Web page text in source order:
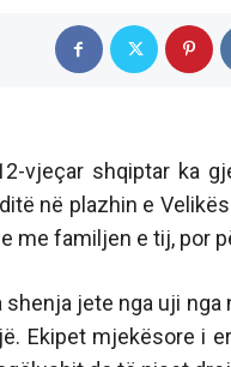
vjeçar shqiptar ka
në plazhin e
me familjen e tij, por
shenja jete nga uji
Ekipet mjekësore i